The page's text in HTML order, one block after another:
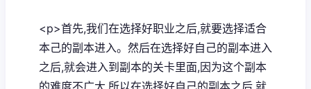
<p>首先,我们在选择好职业之后,就要选择适合
本己的副本进入。然后在选择好自己的副本进入
之后,就会进入到副本的关卡里面,因为这个副本
的难度不广大,所以在选择好自己的副本之后,就